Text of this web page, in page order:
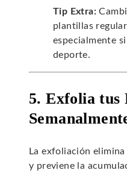
Tip Extra:
plantillas
especialmente
deporte.
5. Exfolia tus
La exfoliación
y previene la